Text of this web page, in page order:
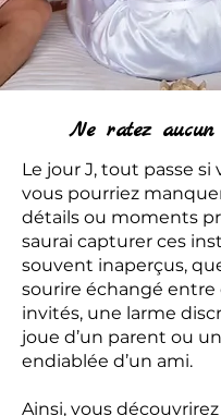
Ne ratez
Le jour J, tout passe si
vous pourriez
détails ou moments
saurai capturer ces
souvent inaperçus,
sourire échangé entre
invités, une larme
joue d’un parent ou
endiablée d’un ami.
Ainsi, vous